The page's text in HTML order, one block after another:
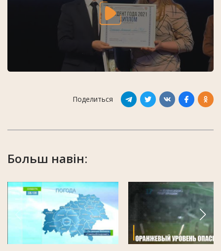
Поделиться
Больш навін: